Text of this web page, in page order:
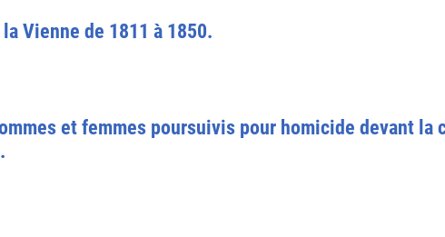
Vienne de 1811 à 1850.
et femmes poursuivis pour homicide devant la